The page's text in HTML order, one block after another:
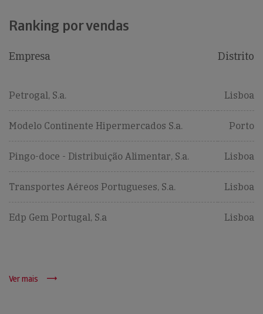
Ranking por vendas
Empresa Distrito
Petrogal, S.a. Lisboa
Modelo Continente Hipermercados S.a. Porto
Pingo-doce - Distribuição Alimentar, S.a. Lisboa
Transportes Aéreos Portugueses, S.a. Lisboa
Edp Gem Portugal, S.a Lisboa
Ver mais